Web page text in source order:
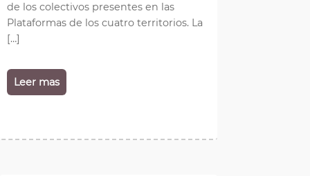
de los colectivos presentes en las
Plataformas de los cuatro territorios. La
[…]
Leer mas